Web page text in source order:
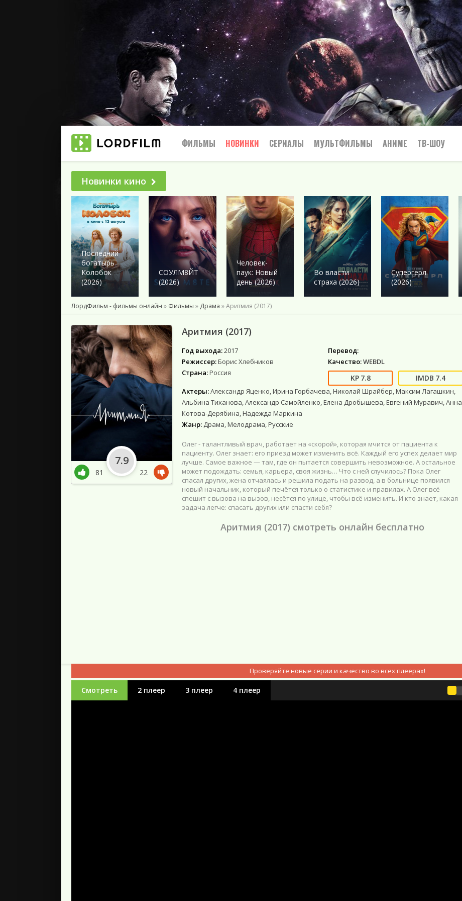
ФИЛЬМЫ
2025
2024
2023
2022
2021
2020
2018
Боевики
Вестерн
Военный
Детектив
Драма
Исторические
Комедия
Семейный
Триллер
Ужасы
Фантастика
Фэнтези
Фильмы 4К
Фильмы HD1080
НОВИНКИ СЕРИАЛЫ
Боевик
Мелодрамы
Военный
Детектив
Исторические
Приключения
Триллеры
Ужасы
Фантастика
Netflix
МУЛЬТФИЛЬМЫ АНИМЕ
Драма
Романтика
Комедия
Этти
Мистика
Приключения
ТВ-ШОУ
Новинки кино
Последний
богатырь.
Колобок
(2026)
СОУЛМ8ЙТ
(2026)
Человек-
паук: Новый
день (2026)
Во власти
страха (2026)
Супергерл
(2026)
ЛордФильм - фильмы онлайн » Фильмы » Драма » Аритмия (2017)
Аритмия (2017)
Год выхода:2017
Режиссер:Борис Хлебников
Страна:Россия
Перевод:
Качество:WEBDL
7.8 7.4
Актеры:Александр Яценко, Ирина Горбачева, Николай Шрайбер, Максим Лагашкин,
Альбина Тиханова, Александр Самойленко, Елена Дробышева, Евгений Муравич, Анна
Котова-Дерябина, Надежда Маркина
Жанр: Драма, Мелодрама, Русские
Олег - талантливый врач, работает на «скорой», которая мчится от пациента к
пациенту. Олег знает: его приезд может изменить всё. Каждый его успех делает мир
лучше. Самое важное — там, где он пытается совершить невозможное. А остальное
может подождать: семья, карьера, своя жизнь… Что с ней случилось? Пока Олег
спасал других, жена отчаялась и решила подать на развод, а в больнице появился
новый начальник, который печётся только о статистике и правилах. А Олег всё
спешит с вызова на вызов, несётся по улице, чтобы всё изменить. И кто знает, какая
задача легче: спасать других или спасти себя?
Аритмия (2017) смотреть онлайн бесплатно
81
7.9
22
Проверяйте новые серии и качество во всех плеерах!
Смотреть 2 плеер 3 плеер 4 плеер